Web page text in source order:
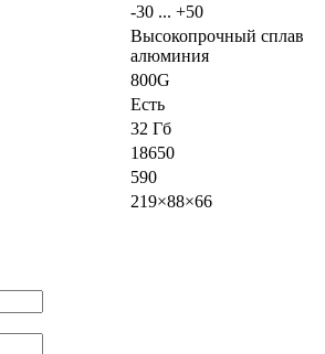
-30 ... +50
Высокопрочный сплав
алюминия
800G
Есть
32 Гб
18650
590
219×88×66